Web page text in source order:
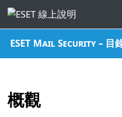
ESET Mail Security – 目
概觀